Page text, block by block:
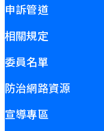
申訴管道
相關規定
委員名單
防治網路資源
宣導專區